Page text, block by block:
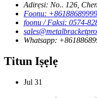
Adirẹsi: No.. 126,
Foonu:
foonu / Faksi: 0574-
Whatsapp:
Titun Iṣẹlẹ
Jul 31